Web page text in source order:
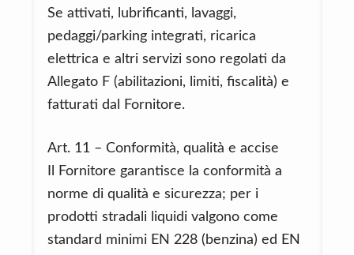
Se attivati, lubrificanti, lavaggi,
pedaggi/parking integrati, ricarica
elettrica e altri servizi sono regolati da
Allegato F (abilitazioni, limiti, fiscalità) e
fatturati dal Fornitore.
Art. 11 – Conformità, qualità e accise
Il Fornitore garantisce la conformità a
norme di qualità e sicurezza; per i
prodotti stradali liquidi valgono come
standard minimi EN 228 (benzina) ed EN